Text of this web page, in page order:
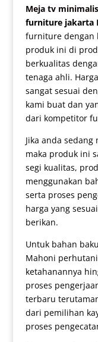
Meja tv minimalis
furniture jakarta
furniture dengan
produk ini di
berkualitas
tenaga ahli.
sangat sesuai
kami buat dan
dari kompetitor
Jika anda
maka produk ini
segi kualitas,
menggunakan
serta proses
harga yang
berikan.
Untuk bahan
Mahoni
ketahanannya
proses
terbaru
dari pemilihan
proses